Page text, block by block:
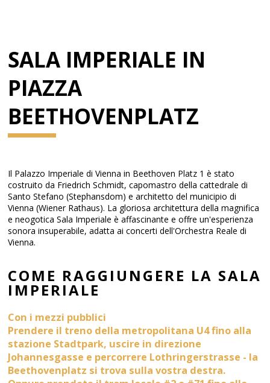
SALA IMPERIALE IN
PIAZZA
BEETHOVENPLATZ
Il Palazzo Imperiale di Vienna in Beethoven Platz 1 è stato
costruito da Friedrich Schmidt, capomastro della cattedrale di
Santo Stefano (Stephansdom) e architetto del municipio di
Vienna (Wiener Rathaus). La gloriosa architettura della magnifica
e neogotica Sala Imperiale è affascinante e offre un'esperienza
sonora insuperabile, adatta ai concerti dell'Orchestra Reale di
Vienna.
COME RAGGIUNGERE LA SALA
IMPERIALE
Con i mezzi pubblici
Prendere il treno della metropolitana U4 fino alla
stazione Stadtpark, uscire in direzione
Johannesgasse e percorrere Lothringerstrasse - la
Beethovenplatz si trova sulla vostra destra.